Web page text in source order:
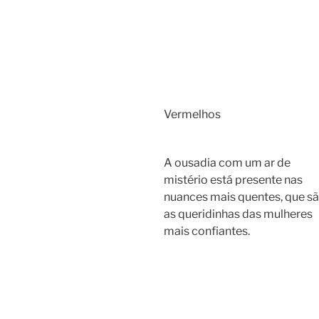
Vermelhos
A ousadia com um ar de
mistério está presente nas
nuances mais quentes, que
as queridinhas das mulheres
mais confiantes.